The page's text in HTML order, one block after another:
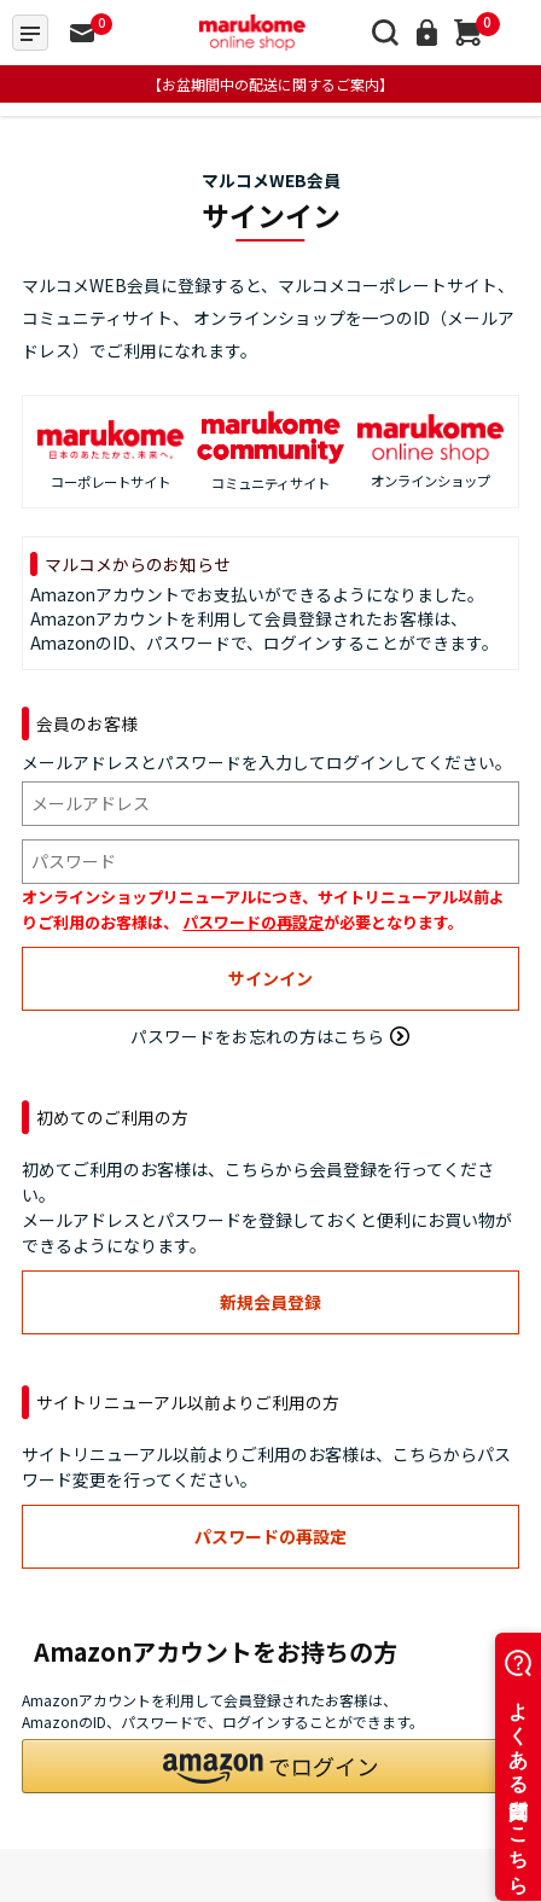
0 0
【お盆期間中の配送に関するご案内】
マルコメWEB会員
サインイン
マルコメWEB会員に登録すると、マルコメコーポレートサイト、
コミュニティサイト、
オンラインショップを一つのID（メールア
ドレス）でご利用になれます。
コーポレートサイト コミュニティサイト オンラインショップ
マルコメからのお知らせ
Amazonアカウントでお支払いができるようになりました。
Amazonアカウントを利用して会員登録されたお客様は、
AmazonのID、パスワードで、ログインすることができます。
会員のお客様
メールアドレスとパスワードを入力してログインしてください。
オンラインショップリニューアルにつき、サイトリニューアル以前よ
りご利用のお客様は、 パスワードの再設定が必要となります。
パスワードをお忘れの方はこちら
初めてのご利用の方
初めてご利用のお客様は、こちらから会員登録を行ってくださ
い。
メールアドレスとパスワードを登録しておくと便利にお買い物が
できるようになります。
サイトリニューアル以前よりご利用の方
サイトリニューアル以前よりご利用のお客様は、こちらからパス
ワード変更を行ってください。
Amazonアカウントをお持ちの方
Amazonアカウントを利用して会員登録されたお客様は、
AmazonのID、パスワードで、ログインすることができます。